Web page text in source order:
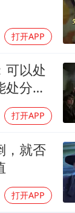
台州《告全
家辉百花奖演
打开APP
可以处
分一
打开APP
，就否
打开APP